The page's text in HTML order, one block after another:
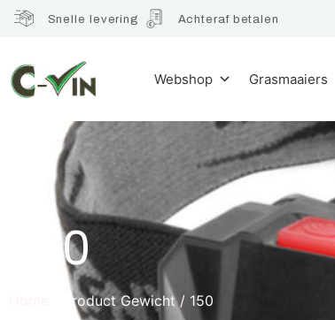
Snelle levering Achteraf betalen
Webshop Grasmaaiers
150
/ Product Gewicht / 150